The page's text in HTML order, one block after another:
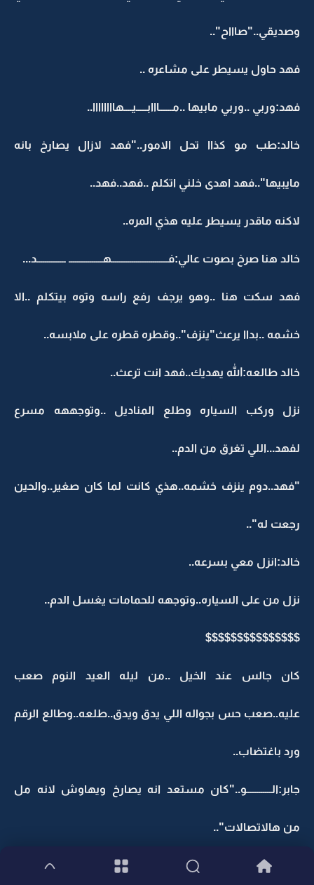
وصديقي.."صاااح"..
فهد حاول يسيطر على مشاعره ..
فهد:وربي ..وربي مابيها ..مــــــااابـــــيــــهاااااااا..
خالد:طب مو كذاا تحل الامور.."فهد لازال يصارخ بانه
مايبيها"..فهد اهدى خلني اتكلم ..فهد..فهد..
لاكنه ماقدر يسيطر عليه هذي المره..
خالد هنا صرخ بصوت عالي:فـــــــــــــــــــــــــــهــــــــــــــــ ــــــــــــــد...
فهد سكت هنا ..وهو يرجف رفع راسه وتوه بيتكلم ..الا
خشمه ..بداا يرعث"ينزف"..وقطره قطره على ملابسه..
خالد طالعه:الله يهديك..فهد انت ترعث..
نزل وركب السياره وطلع المناديل ..وتوجههه مسرع
لفهد...اللي تغرق من الدم..
"فهد..دوم ينزف خشمه..هذي كانت لما كان صغير..والحين
رجعت له"..
خالد:انزل معي بسرعه..
نزل من على السياره..وتوجهه للحمامات يغسل الدم..
$$$$$$$$$$$$$$$
كان جالس عند الخيل ..من ليله العيد النوم صعب
عليه..صعب حس بجواله اللي يدق ويدق..طلعه..وطالع الرقم
ورد باغتضاب..
جابر:الــــــــــــو.."كان مستعد انه يصارخ ويهاوش لانه مل
من هالاتصالات"..
؟؟؟:السلام عليكم..